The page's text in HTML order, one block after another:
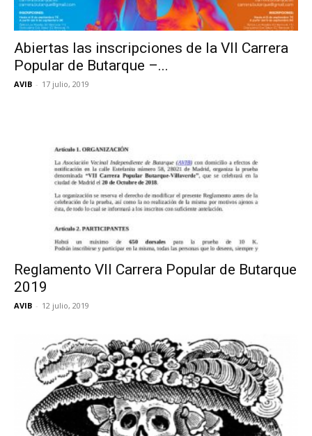
Abiertas las inscripciones de la VII Carrera
Popular de Butarque –...
AVIB - 17 julio, 2019
Reglamento VII Carrera Popular de Butarque
2019
AVIB - 12 julio, 2019